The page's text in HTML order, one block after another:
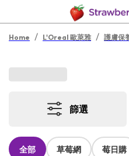
Home / L'Oreal 歐萊雅 / 護膚保
篩選
全部 草莓網 莓日購